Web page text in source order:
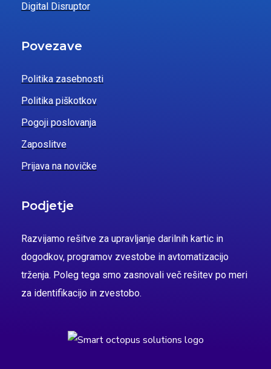
Digital Disruptor
Povezave
Politika zasebnosti
Politika piškotkov
Pogoji poslovanja
Zaposlitve
Prijava na novičke
Podjetje
Razvijamo rešitve za upravljanje darilnih kartic in
dogodkov, programov zvestobe in avtomatizacijo
trženja. Poleg tega smo zasnovali več rešitev po meri
za identifikacijo in zvestobo.